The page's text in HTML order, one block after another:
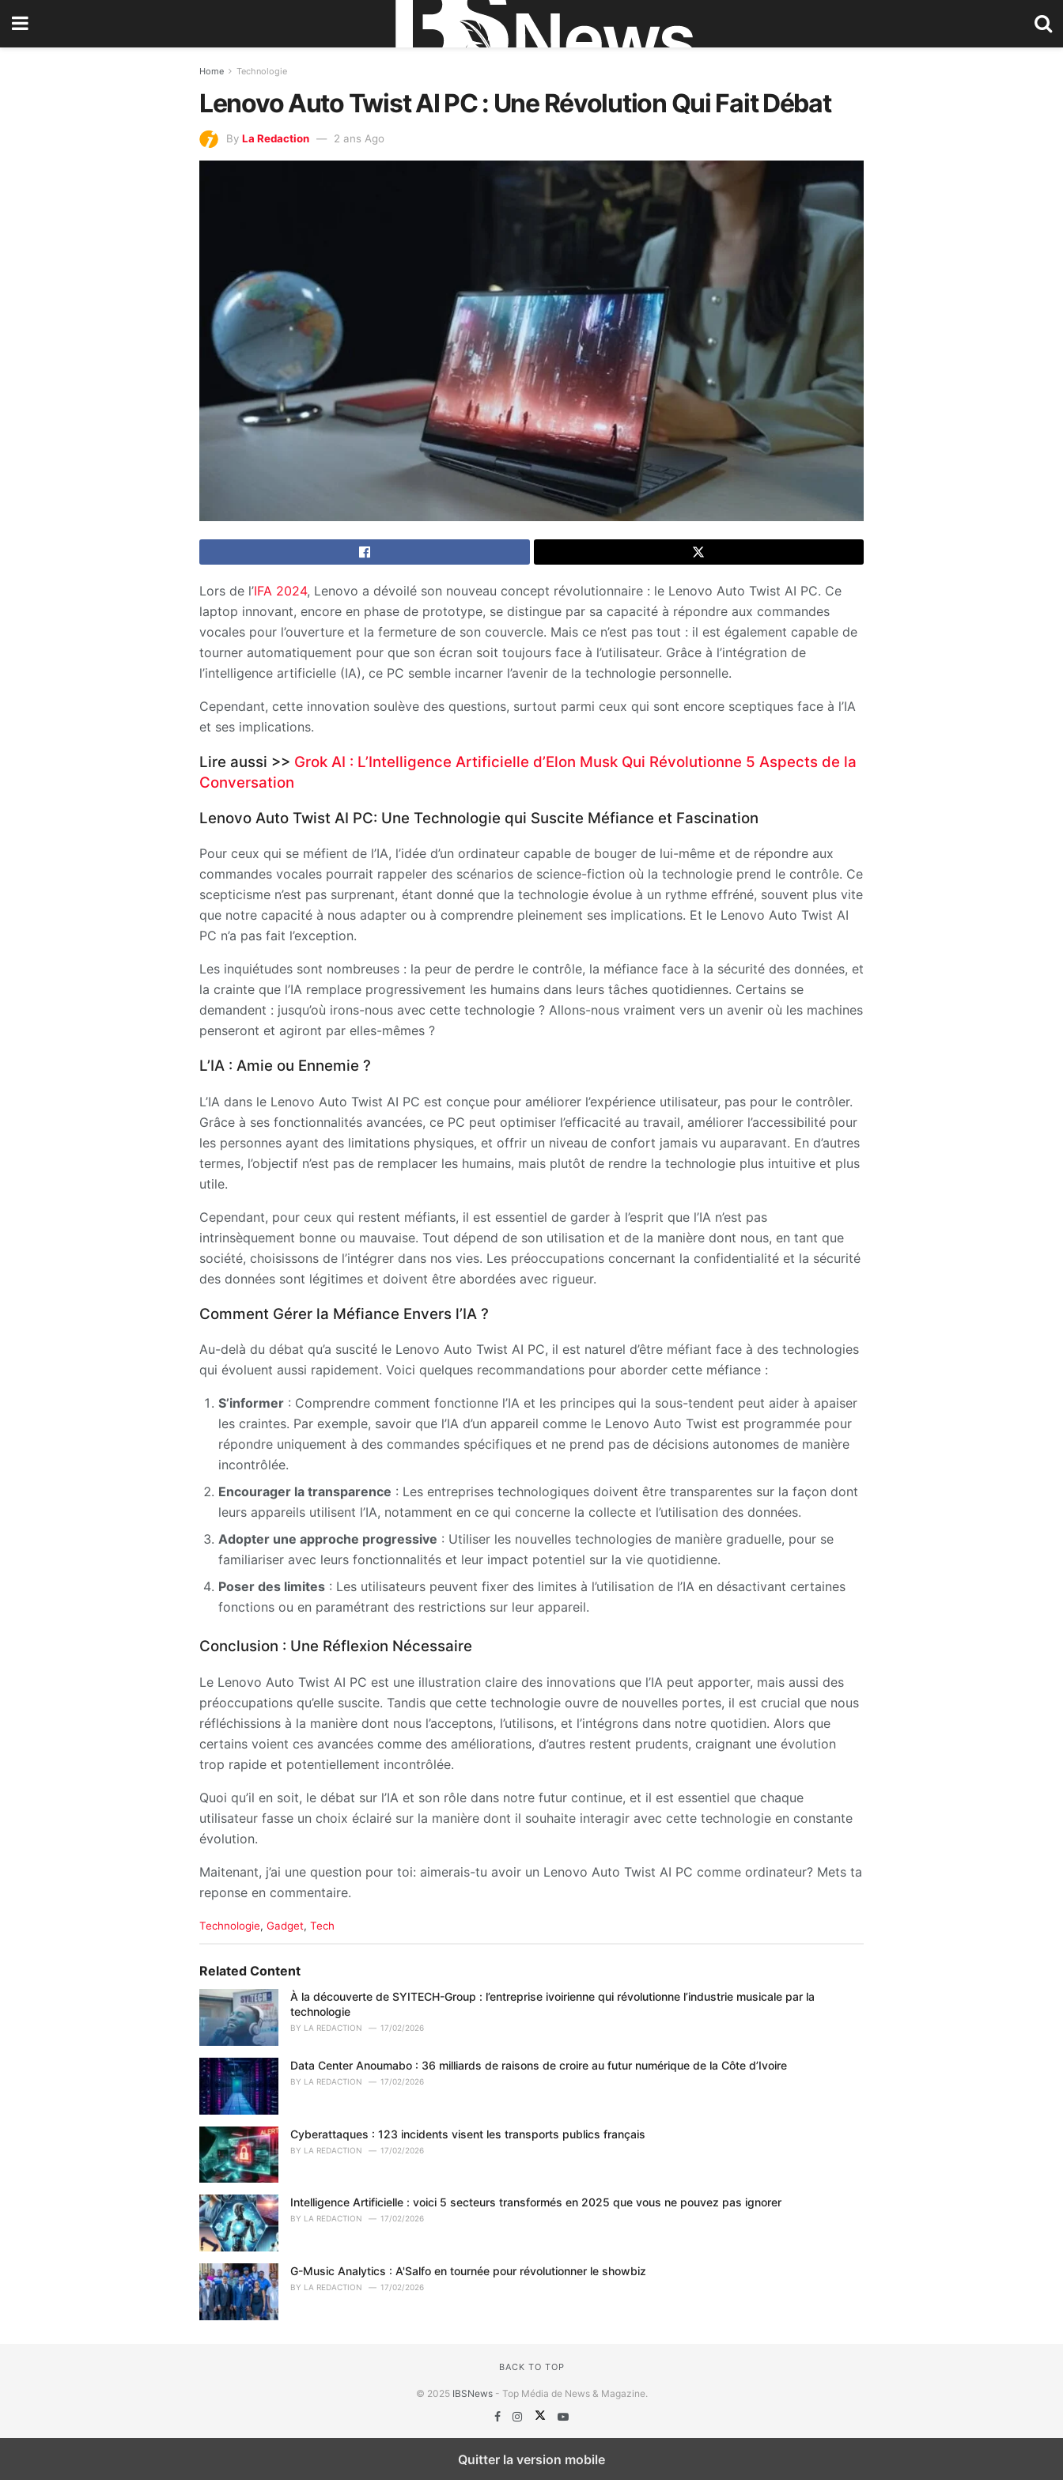
Home Technologie
Lenovo Auto Twist AI PC : Une Révolution Qui Fait Débat
By La Redaction 2 ans Ago
Lors de l’IFA 2024, Lenovo a dévoilé son nouveau concept révolutionnaire : le Lenovo Auto Twist AI PC. Ce
laptop innovant, encore en phase de prototype, se distingue par sa capacité à répondre aux commandes
vocales pour l’ouverture et la fermeture de son couvercle. Mais ce n’est pas tout : il est également capable de
tourner automatiquement pour que son écran soit toujours face à l’utilisateur. Grâce à l’intégration de
l’intelligence artificielle (IA), ce PC semble incarner l’avenir de la technologie personnelle.
Cependant, cette innovation soulève des questions, surtout parmi ceux qui sont encore sceptiques face à l’IA
et ses implications.
Lire aussi >> Grok AI : L’Intelligence Artificielle d’Elon Musk Qui Révolutionne 5 Aspects de la
Conversation
Lenovo Auto Twist AI PC: Une Technologie qui Suscite Méfiance et Fascination
Pour ceux qui se méfient de l’IA, l’idée d’un ordinateur capable de bouger de lui-même et de répondre aux
commandes vocales pourrait rappeler des scénarios de science-fiction où la technologie prend le contrôle. Ce
scepticisme n’est pas surprenant, étant donné que la technologie évolue à un rythme effréné, souvent plus vite
que notre capacité à nous adapter ou à comprendre pleinement ses implications. Et le Lenovo Auto Twist AI
PC n’a pas fait l’exception.
Les inquiétudes sont nombreuses : la peur de perdre le contrôle, la méfiance face à la sécurité des données, et
la crainte que l’IA remplace progressivement les humains dans leurs tâches quotidiennes. Certains se
demandent : jusqu’où irons-nous avec cette technologie ? Allons-nous vraiment vers un avenir où les machines
penseront et agiront par elles-mêmes ?
L’IA : Amie ou Ennemie ?
L’IA dans le Lenovo Auto Twist AI PC est conçue pour améliorer l’expérience utilisateur, pas pour le contrôler.
Grâce à ses fonctionnalités avancées, ce PC peut optimiser l’efficacité au travail, améliorer l’accessibilité pour
les personnes ayant des limitations physiques, et offrir un niveau de confort jamais vu auparavant. En d’autres
termes, l’objectif n’est pas de remplacer les humains, mais plutôt de rendre la technologie plus intuitive et plus
utile.
Cependant, pour ceux qui restent méfiants, il est essentiel de garder à l’esprit que l’IA n’est pas
intrinsèquement bonne ou mauvaise. Tout dépend de son utilisation et de la manière dont nous, en tant que
société, choisissons de l’intégrer dans nos vies. Les préoccupations concernant la confidentialité et la sécurité
des données sont légitimes et doivent être abordées avec rigueur.
Comment Gérer la Méfiance Envers l’IA ?
Au-delà du débat qu’a suscité le Lenovo Auto Twist AI PC, il est naturel d’être méfiant face à des technologies
qui évoluent aussi rapidement. Voici quelques recommandations pour aborder cette méfiance :
S’informer : Comprendre comment fonctionne l’IA et les principes qui la sous-tendent peut aider à apaiser
les craintes. Par exemple, savoir que l’IA d’un appareil comme le Lenovo Auto Twist est programmée pour
répondre uniquement à des commandes spécifiques et ne prend pas de décisions autonomes de manière
incontrôlée.
Encourager la transparence : Les entreprises technologiques doivent être transparentes sur la façon dont
leurs appareils utilisent l’IA, notamment en ce qui concerne la collecte et l’utilisation des données.
Adopter une approche progressive : Utiliser les nouvelles technologies de manière graduelle, pour se
familiariser avec leurs fonctionnalités et leur impact potentiel sur la vie quotidienne.
Poser des limites : Les utilisateurs peuvent fixer des limites à l’utilisation de l’IA en désactivant certaines
fonctions ou en paramétrant des restrictions sur leur appareil.
Conclusion : Une Réflexion Nécessaire
Le Lenovo Auto Twist AI PC est une illustration claire des innovations que l’IA peut apporter, mais aussi des
préoccupations qu’elle suscite. Tandis que cette technologie ouvre de nouvelles portes, il est crucial que nous
réfléchissions à la manière dont nous l’acceptons, l’utilisons, et l’intégrons dans notre quotidien. Alors que
certains voient ces avancées comme des améliorations, d’autres restent prudents, craignant une évolution
trop rapide et potentiellement incontrôlée.
Quoi qu’il en soit, le débat sur l’IA et son rôle dans notre futur continue, et il est essentiel que chaque
utilisateur fasse un choix éclairé sur la manière dont il souhaite interagir avec cette technologie en constante
évolution.
Maitenant, j’ai une question pour toi: aimerais-tu avoir un Lenovo Auto Twist AI PC comme ordinateur? Mets ta
reponse en commentaire.
C
e
o
r
i
Technologie, Gadget, Tech
Related Content
À la découverte de SYITECH-Group : l’entreprise ivoirienne qui révolutionne l’industrie musicale par la
technologie
BY LA REDACTION 17/02/2026
Data Center Anoumabo : 36 milliards de raisons de croire au futur numérique de la Côte d’Ivoire
BY LA REDACTION 17/02/2026
Cyberattaques : 123 incidents visent les transports publics français
BY LA REDACTION 17/02/2026
Intelligence Artificielle : voici 5 secteurs transformés en 2025 que vous ne pouvez pas ignorer
BY LA REDACTION 17/02/2026
G-Music Analytics : A'Salfo en tournée pour révolutionner le showbiz
BY LA REDACTION 17/02/2026
BACK TO TOP
© 2025 IBSNews- Top Média de News & Magazine.
Quitter la version mobile